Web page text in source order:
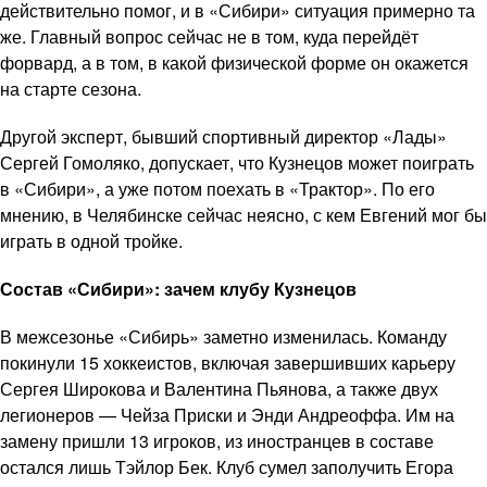
действительно помог, и в «Сибири» ситуация примерно та
же. Главный вопрос сейчас не в том, куда перейдёт
форвард, а в том, в какой физической форме он окажется
на старте сезона.
Другой эксперт, бывший спортивный директор «Лады»
Сергей Гомоляко, допускает, что Кузнецов может поиграть
в «Сибири», а уже потом поехать в «Трактор». По его
мнению, в Челябинске сейчас неясно, с кем Евгений мог бы
играть в одной тройке.
Состав «Сибири»: зачем клубу Кузнецов
В межсезонье «Сибирь» заметно изменилась. Команду
покинули 15 хоккеистов, включая завершивших карьеру
Сергея Широкова и Валентина Пьянова, а также двух
легионеров — Чейза Приски и Энди Андреоффа. Им на
замену пришли 13 игроков, из иностранцев в составе
остался лишь Тэйлор Бек. Клуб сумел заполучить Егора